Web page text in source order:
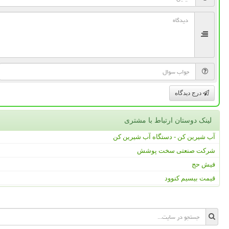
درج دیدگاه
لینک دوستان ارتباط با مشتری
آب شیرین کن - دستگاه آب شیرین کن
شرکت صنعتی سخت پوشش
فیش حج
قیمت بیسیم کنوود